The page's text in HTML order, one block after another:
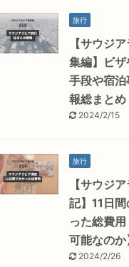
旅行
【サウジ
集編】ビ
手段や宿
報総まとめ
2024/2/15
旅行
【サウジ
記】11日
った総費
可能なのか
2024/2/26